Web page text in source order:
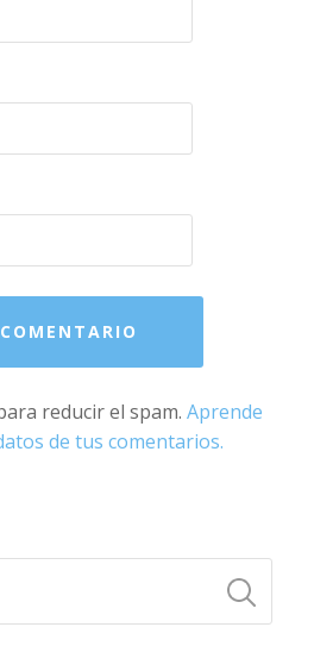
reducir el spam.Aprende
de tus comentarios.